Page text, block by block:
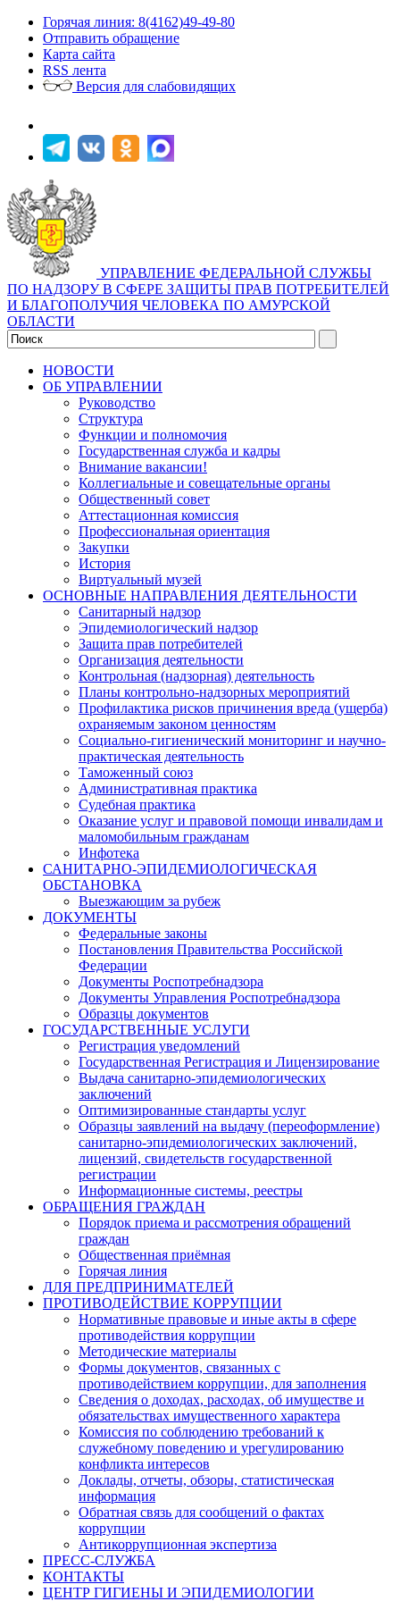
Горячая линия: 8(4162)49-49-80
Отправить обращение
Карта сайта
RSS лента
Версия для слабовидящих
УПРАВЛЕНИЕ ФЕДЕРАЛЬНОЙ СЛУЖБЫ
ПО НАДЗОРУ В СФЕРЕ ЗАЩИТЫ ПРАВ ПОТРЕБИТЕЛЕЙ
И БЛАГОПОЛУЧИЯ ЧЕЛОВЕКА ПО АМУРСКОЙ
ОБЛАСТИ
НОВОСТИ
ОБ УПРАВЛЕНИИ
Руководство
Структура
Функции и полномочия
Государственная служба и кадры
Внимание вакансии!
Коллегиальные и совещательные органы
Общественный совет
Аттестационная комиссия
Профессиональная ориентация
Закупки
История
Виртуальный музей
ОСНОВНЫЕ НАПРАВЛЕНИЯ ДЕЯТЕЛЬНОСТИ
Санитарный надзор
Эпидемиологический надзор
Защита прав потребителей
Организация деятельности
Контрольная (надзорная) деятельность
Планы контрольно-надзорных мероприятий
Профилактика рисков причинения вреда (ущерба)
охраняемым законом ценностям
Социально-гигиенический мониторинг и научно-
практическая деятельность
Таможенный союз
Административная практика
Судебная практика
Оказание услуг и правовой помощи инвалидам и
маломобильным гражданам
Инфотека
САНИТАРНО-ЭПИДЕМИОЛОГИЧЕСКАЯ
ОБСТАНОВКА
Выезжающим за рубеж
ДОКУМЕНТЫ
Федеральные законы
Постановления Правительства Российской
Федерации
Документы Роспотребнадзора
Документы Управления Роспотребнадзора
Образцы документов
ГОСУДАРСТВЕННЫЕ УСЛУГИ
Регистрация уведомлений
Государственная Регистрация и Лицензирование
Выдача санитарно-эпидемиологических
заключений
Оптимизированные стандарты услуг
Образцы заявлений на выдачу (переоформление)
санитарно-эпидемиологических заключений,
лицензий, свидетельств государственной
регистрации
Информационные системы, реестры
ОБРАЩЕНИЯ ГРАЖДАН
Порядок приема и рассмотрения обращений
граждан
Общественная приёмная
Горячая линия
ДЛЯ ПРЕДПРИНИМАТЕЛЕЙ
ПРОТИВОДЕЙСТВИЕ КОРРУПЦИИ
Нормативные правовые и иные акты в сфере
противодействия коррупции
Методические материалы
Формы документов, связанных с
противодействием коррупции, для заполнения
Сведения о доходах, расходах, об имуществе и
обязательствах имущественного характера
Комиссия по соблюдению требований к
служебному поведению и урегулированию
конфликта интересов
Доклады, отчеты, обзоры, статистическая
информация
Обратная связь для сообщений о фактах
коррупции
Антикоррупционная экспертиза
ПРЕСС-СЛУЖБА
КОНТАКТЫ
ЦЕНТР ГИГИЕНЫ И ЭПИДЕМИОЛОГИИ